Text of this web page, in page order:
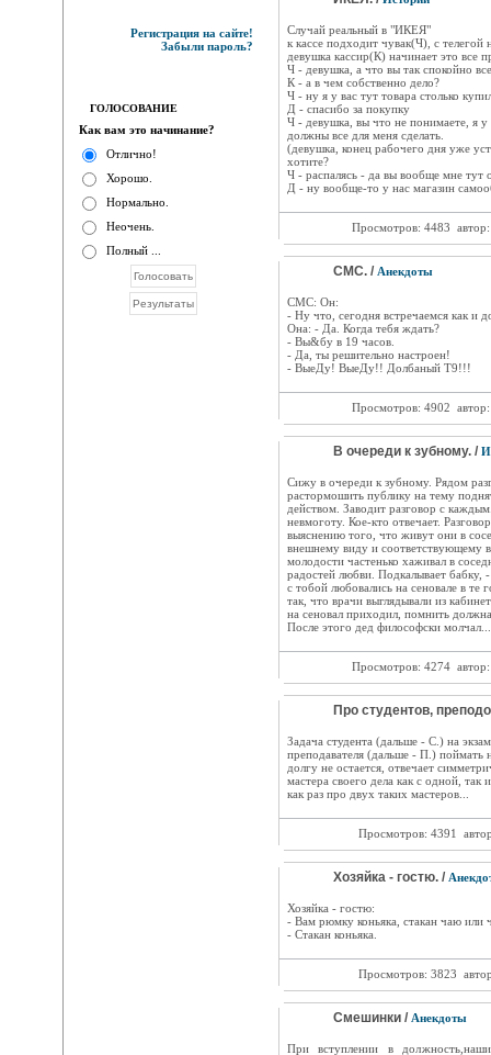
Регистрация на сайте!
Забыли пароль?
ГОЛОСОВАНИЕ
Как вам это начинание?
Отлично!
Хорошо.
Нормально.
Неочень.
Полный ...
Случай реальный в "ИКЕЯ"
к кассе подходит чувак(Ч), с телегой
девушка кассир(К) начинает это все
Ч - девушка, а что вы так спокойно
К - а в чем собственно дело?
Ч - ну я у вас тут товара столько
Д - спасибо за покупку
Ч - девушка, вы что не понимаете, я у
должны все для меня сделать.
(девушка, конец рабочего дня уже
хотите?
Ч - распалясь - да вы вообще мне тут
Д - ну вообще-то у нас магазин
Просмотров: 4483
СМС. / Анекдоты
СМС: Он:
- Ну что, сегодня встречаемся как и
Она: - Да. Когда тебя ждать?
- Вы&бу в 19 часов.
- Да, ты решительно настроен!
- ВыеДу! ВыеДу!! Долбаный Т9!!!
Просмотров: 4902
В очереди к зубному. /
Сижу в очереди к зубному. Рядом
растормошить публику на тему
действом. Заводит разговор с
невмоготу. Кое-кто отвечает.
выяснению того, что живут они в
внешнему виду и соответствующему
молодости частенько хаживал в
радостей любви. Подкалывает
с тобой любовались на сеновале в те
так, что врачи выглядывали из
на сеновал приходил, помнить
После этого дед философски молчал...
Просмотров: 4274
Про студентов,
Задача студента (дальше - С.) на
преподавателя (дальше - П.) поймать
долгу не остается, отвечает
мастера своего дела как с одной,
как раз про двух таких мастеров...
Просмотров: 4391
Хозяйка - гостю. /
Хозяйка - гостю:
- Вам рюмку коньяка, стакан чаю или
- Стакан коньяка.
Просмотров: 3823
Смешинки / Анекдоты
При вступлении в